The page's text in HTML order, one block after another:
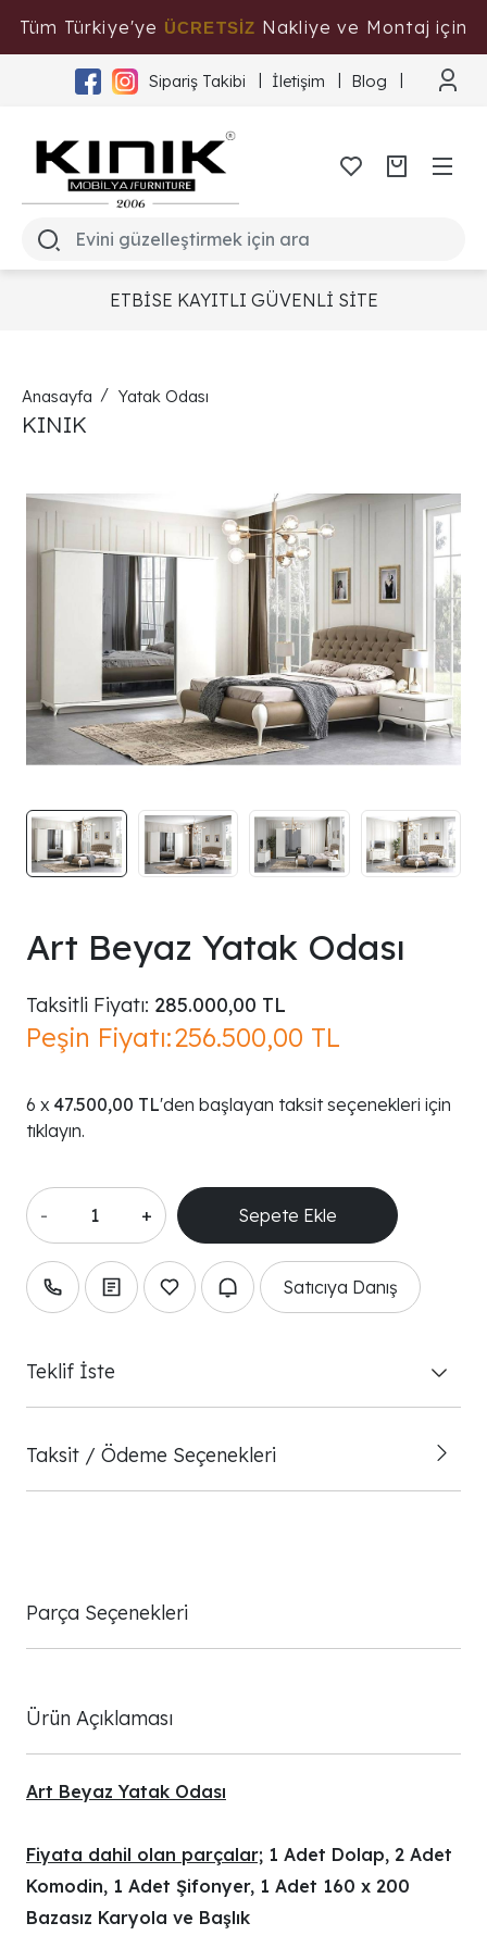
Tüm Türkiye'ye ÜCRETSİZ Nakliye ve Montaj için
Tıklayınız
Sipariş Takibi İletişim Blog
ETBİSE KAYITLI GÜVENLİ SİTE
Anasayfa Yatak Odası
KINIK
Art Beyaz Yatak Odası
Taksitli Fiyatı: 285.000,00 TL
Peşin Fiyatı:256.500,00 TL
47.500,00 TL'den başlayan taksit seçenekleri için
tıklayın.
- +
Satıcıya Danış
Teklif İste
Taksit / Ödeme Seçenekleri
Parça Seçenekleri
Ürün Açıklaması
Art Beyaz Yatak Odası
Fiyata dahil olan parçalar; 1 Adet Dolap, 2 Adet
Komodin, 1 Adet Şifonyer, 1 Adet 160 x 200
Bazasız Karyola ve Başlık